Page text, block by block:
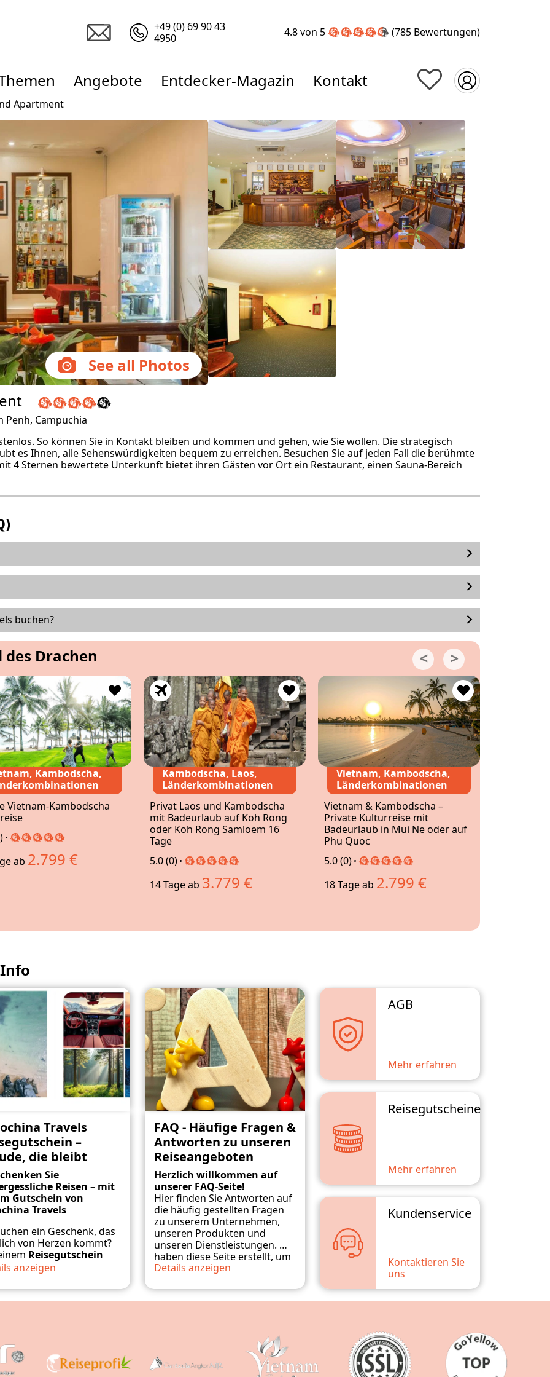
+49 (0) 69 90 43
4950
4.8 von 5 (785 Bewertungen)
Angebote Entdecker-Magazin Kontakt
Apartment
See all Photos
Penh, Campuchia
So können Sie in Kontakt bleiben und kommen und gehen, wie Sie wollen. Die strategisch
es Ihnen, alle Sehenswürdigkeiten bequem zu erreichen. Besuchen Sie auf jeden Fall die berühmte
4 Sternen bewertete Unterkunft bietet ihren Gästen vor Ort ein Restaurant, einen Sauna-Bereich
buchen?
Drachen
Kambodscha,
Vietnam-Kambodscha
ab 2.799 €
Kambodscha, Laos,
Länderkombinationen
Privat Laos und Kambodscha
mit Badeurlaub auf Koh Rong
oder Koh Rong Samloem 16
Tage
5.0 (0)
14 Tageab 3.779 €
Vietnam, Kambodscha,
Länderkombinationen
Vietnam & Kambodscha –
Private Kulturreise mit
Badeurlaub in Mui Ne oder auf
Phu Quoc
5.0 (0)
18 Tageab 2.799 €
Travels
–
die bleibt
Sie
Reisen – mit
Gutschein von
Travels
ein Geschenk, das
von Herzen kommt?
Reisegutschein
Travels
Sie mehr als nur
– Sie schenken
fürs Leben,
Überraschung
– unser
anzeigen
FAQ - Häufige Fragen &
Antworten zu unseren
Reiseangeboten
Herzlich willkommen auf
unserer FAQ-Seite!
Hier finden Sie Antworten auf
die häufig gestellten Fragen
zu unserem Unternehmen,
unseren Produkten und
unseren Dienstleistungen. Wir
haben diese Seite erstellt, um
Ihnen bei der Lösung von
zu helfen. Ob Sie ein
langjähriger Kunde sind oder
die benötigten Informationen
finden. Sollten Sie weitere
Fragen haben, zögern Sie
bitte nicht, uns zu
Details anzeigen
AGB
Mehr erfahren
Reisegutscheine
Mehr erfahren
Kundenservice
Kontaktieren Sie
uns